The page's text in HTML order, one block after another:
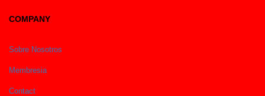
COMPANY
Sobre Nosotros
Membresia
Contact